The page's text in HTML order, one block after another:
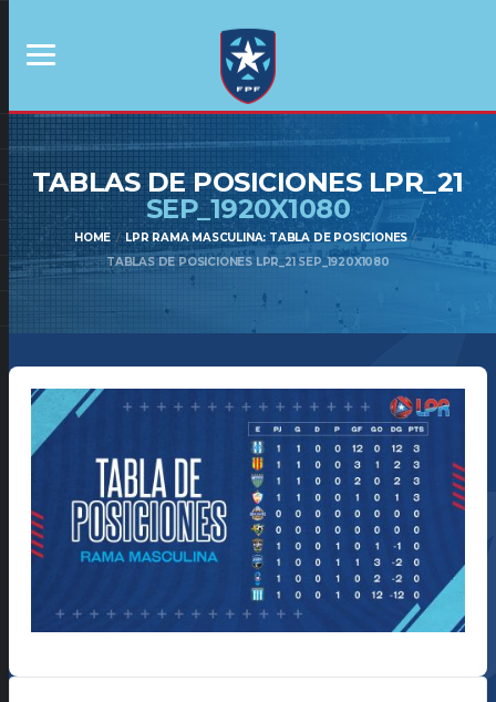
TABLAS DE POSICIONES LPR_21
SEP_1920X1080
HOME
LPR RAMA MASCULINA: TABLA DE POSICIONES
TABLAS DE POSICIONES LPR_21 SEP_1920X1080